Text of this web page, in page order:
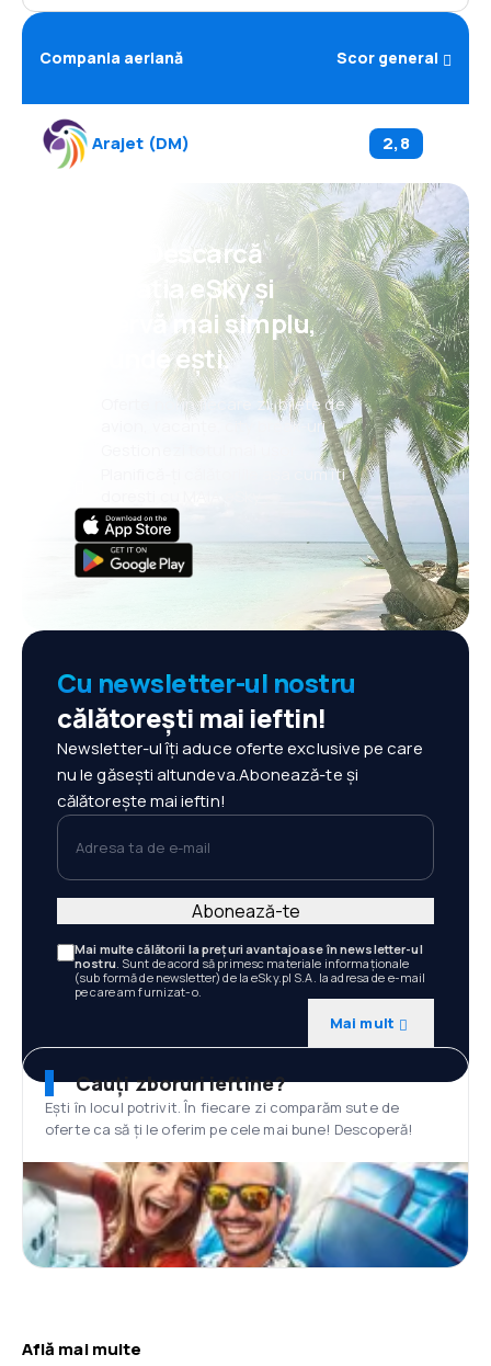
Compania aeriană Scor general
Arajet (DM) 2,8
Psst! Descarcă
aplicația eSky și
rezervă mai simplu,
oriunde ești.
Oferte noi în fiecare zi: bilete de
avion, vacanțe, city break-uri
Planifică-ți călătoriile așa cum îți
Cu newsletter-ul nostru
călătorești mai ieftin!
Newsletter-ul îți aduce oferte exclusive pe care
nu le găsești altundeva.Abonează-te și
călătorește mai ieftin!
Adresa ta de e-mail
Mai multe călătorii la prețuri avantajoase în newsletter-ul
nostru. Sunt de acord să primesc materiale informaționale
(sub formă de newsletter) de la eSky.pl S.A. la adresa de e-mail
pe care am furnizat-o.
Mai mult
Abonează-te
Cauți zboruri ieftine?
Ești în locul potrivit. În fiecare zi comparăm sute de
oferte ca să ți le oferim pe cele mai bune! Descoperă!
Află mai multe